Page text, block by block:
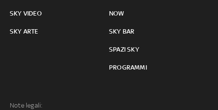
SKY VIDEO
SKY ARTE
NOW
SKY BAR
SPAZI SKY
PROGRAMMI
Note legali: